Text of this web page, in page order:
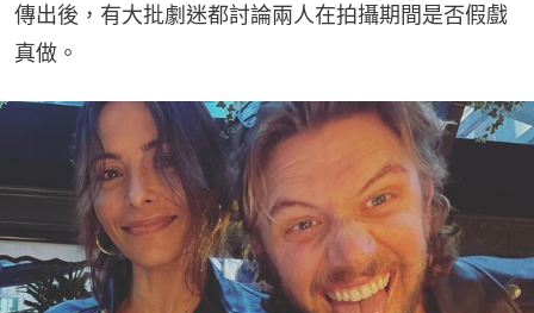
傳出後，有大批劇迷都討論兩人在拍攝期間是否假戲
真做。